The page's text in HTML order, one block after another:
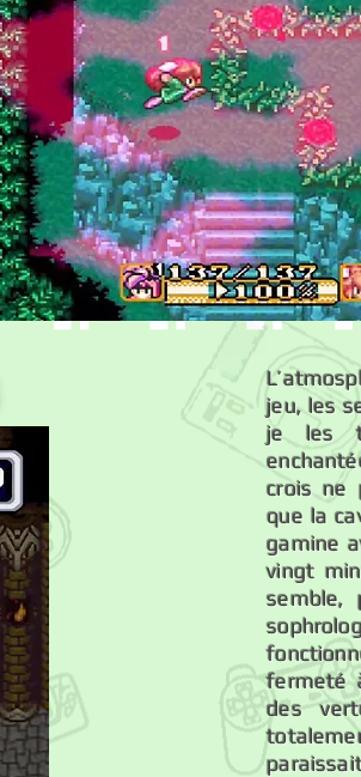
jeu, les
je les
crois ne
que la
gamine
vingt
semble,
fermeté
des